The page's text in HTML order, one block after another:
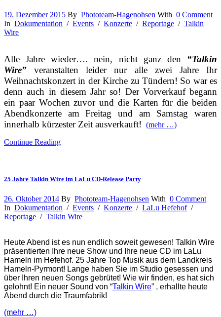
19. Dezember 2015 By Phototeam-Hagenohsen With 0 Comment
In Dokumentation / Events / Konzerte / Reportage / Talkin
Wire
Alle Jahre wieder…. nein, nicht ganz den “Talkin
Wire” veranstalten leider nur alle zwei Jahre Ihr
Weihnachtskonzert in der Kirche zu Tündern! So war es
denn auch in diesem Jahr so! Der Vorverkauf begann
ein paar Wochen zuvor und die Karten für die beiden
Abendkonzerte am Freitag und am Samstag waren
innerhalb kürzester Zeit ausverkauft! (mehr …)
Continue Reading
25 Jahre Talkin Wire im LaLu CD-Release Party
26. Oktober 2014 By Phototeam-Hagenohsen With 0 Comment
In Dokumentation / Events / Konzerte / LaLu Hefehof/
Reportage / Talkin Wire
Heute Abend ist es nun endlich soweit gewesen! Talkin Wire
präsentierten Ihre neue Show und Ihre neue CD im LaLu
Hameln im Hefehof. 25 Jahre Top Musik aus dem Landkreis
Hameln-Pyrmont! Lange haben Sie im Studio gesessen und
über Ihren neuen Songs gebrütet! Wie wir finden, es hat sich
gelohnt! Ein neuer Sound von “Talkin Wire” , erhallte heute
Abend durch die Traumfabrik!
(mehr …)